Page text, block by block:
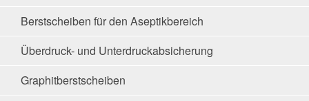
Berstscheiben für den Aseptikbereich
Überdruck- und Unterdruckabsicherung
Graphitberstscheiben